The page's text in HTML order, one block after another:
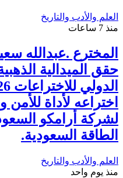
العلم والأدب والتاريخ
منذ 7 ساعات
المخترع .عبدالله
حقق الميدالية
اختراعه لأداة للأمن
لشركة أرامكو
الطاقة السعودية.
العلم والأدب والتاريخ
منذ يوم واحد